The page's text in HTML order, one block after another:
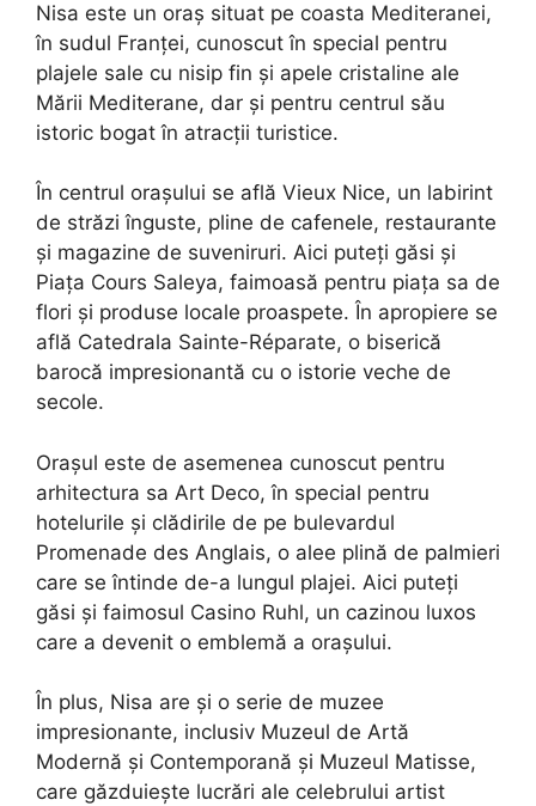
Nisa este un oraș situat pe coasta Mediteranei,
în sudul Franței, cunoscut în special pentru
plajele sale cu nisip fin și apele cristaline ale
Mării Mediterane, dar și pentru centrul său
istoric bogat în atracții turistice.
În centrul orașului se află Vieux Nice, un labirint
de străzi înguste, pline de cafenele, restaurante
și magazine de suveniruri. Aici puteți găsi și
Piața Cours Saleya, faimoasă pentru piața sa de
flori și produse locale proaspete. În apropiere se
află Catedrala Sainte-Réparate, o biserică
barocă impresionantă cu o istorie veche de
secole.
Orașul este de asemenea cunoscut pentru
arhitectura sa Art Deco, în special pentru
hotelurile și clădirile de pe bulevardul
Promenade des Anglais, o alee plină de palmieri
care se întinde de-a lungul plajei. Aici puteți
găsi și faimosul Casino Ruhl, un cazinou luxos
care a devenit o emblemă a orașului.
În plus, Nisa are și o serie de muzee
impresionante, inclusiv Muzeul de Artă
Modernă și Contemporană și Muzeul Matisse,
care găzduiește lucrări ale celebrului artist